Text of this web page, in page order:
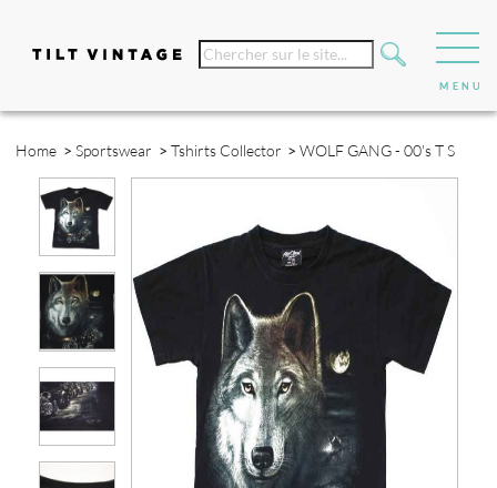
Home > Sportswear > Tshirts Collector >WOLF GANG - 00's T S